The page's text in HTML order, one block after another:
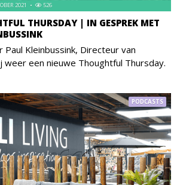
THURSDAY | IN GESPREK MET
2021 526
Kleinbussink, Directeur van
een nieuwe Thoughtful Thursday.
PODCASTS